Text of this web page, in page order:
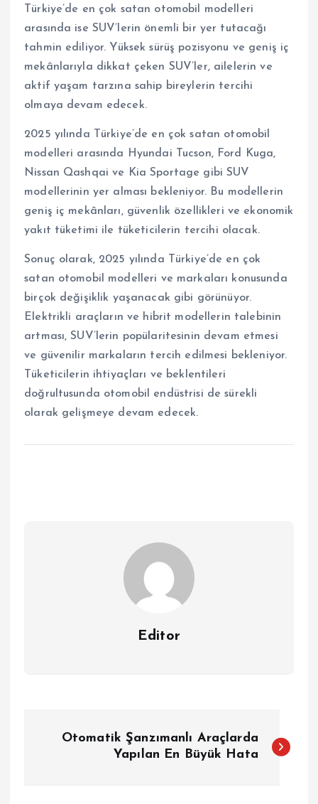
Türkiye’de en çok satan otomobil modelleri
arasında ise SUV’lerin önemli bir yer tutacağı
tahmin ediliyor. Yüksek sürüş pozisyonu ve geniş iç
mekânlarıyla dikkat çeken SUV’ler, ailelerin ve
aktif yaşam tarzına sahip bireylerin tercihi
olmaya devam edecek.
2025 yılında Türkiye’de en çok satan otomobil
modelleri arasında Hyundai Tucson, Ford Kuga,
Nissan Qashqai ve Kia Sportage gibi SUV
modellerinin yer alması bekleniyor. Bu modellerin
geniş iç mekânları, güvenlik özellikleri ve ekonomik
yakıt tüketimi ile tüketicilerin tercihi olacak.
Sonuç olarak, 2025 yılında Türkiye’de en çok
satan otomobil modelleri ve markaları konusunda
birçok değişiklik yaşanacak gibi görünüyor.
Elektrikli araçların ve hibrit modellerin talebinin
artması, SUV’lerin popülaritesinin devam etmesi
ve güvenilir markaların tercih edilmesi bekleniyor.
Tüketicilerin ihtiyaçları ve beklentileri
doğrultusunda otomobil endüstrisi de sürekli
olarak gelişmeye devam edecek.
Editor
Otomatik Şanzımanlı Araçlarda
Yapılan En Büyük Hata